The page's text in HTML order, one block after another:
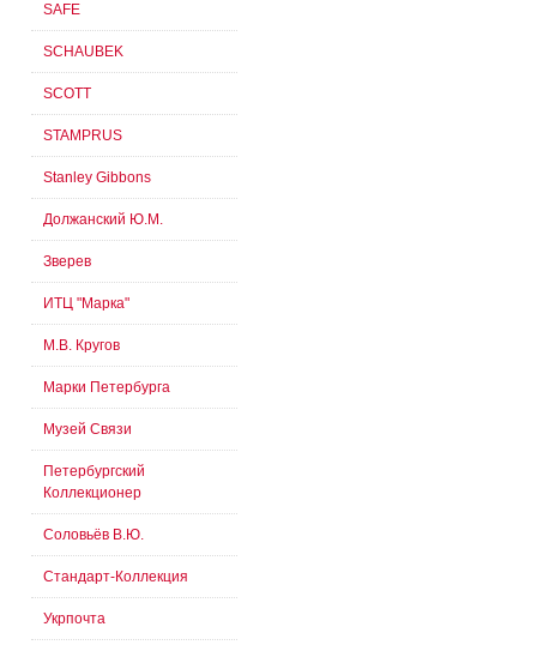
SAFE
SCHAUBEK
SCOTT
STAMPRUS
Stanley Gibbons
Должанский Ю.М.
Зверев
ИТЦ "Марка"
М.В. Кругов
Марки Петербурга
Музей Связи
Петербургский
Коллекционер
Соловьёв В.Ю.
Стандарт-Коллекция
Укрпочта